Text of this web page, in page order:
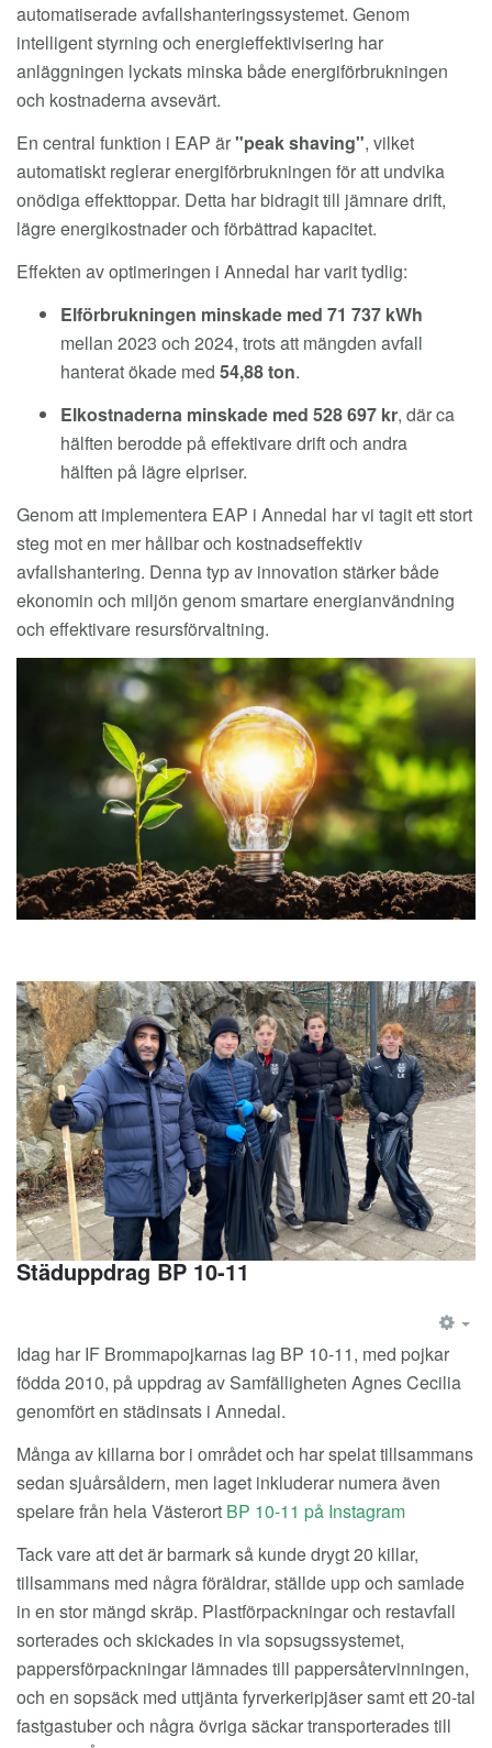
automatiserade avfallshanteringssystemet. Genom
intelligent styrning och energieffektivisering har
anläggningen lyckats minska både energiförbrukningen
och kostnaderna avsevärt.
En central funktion i EAP är"peak shaving", vilket
automatiskt reglerar energiförbrukningen för att undvika
onödiga effekttoppar. Detta har bidragit till jämnare drift,
lägre energikostnader och förbättrad kapacitet.
Effekten av optimeringen i Annedal har varit tydlig:
Elförbrukningen minskade med 71 737 kWh
mellan 2023 och 2024, trots att mängden avfall
hanterat ökade med 54,88 ton.
Elkostnaderna minskade med 528 697 kr, där ca
hälften berodde på effektivare drift och andra
hälften på lägre elpriser.
Genom att implementera EAP i Annedal har vi tagit ett stort
steg mot en mer hållbar och kostnadseffektiv
avfallshantering. Denna typ av innovation stärker både
ekonomin och miljön genom smartare energianvändning
och effektivare resursförvaltning.
Städuppdrag BP 10-11
Idag har IF Brommapojkarnas lag BP 10-11, med pojkar
födda 2010, på uppdrag av Samfälligheten Agnes Cecilia
genomfört en städinsats i Annedal.
Många av killarna bor i området och har spelat tillsammans
sedan sjuårsåldern, men laget inkluderar numera även
spelare från hela Västerort BP 10-11 på Instagram
Tack vare att det är barmark så kunde drygt 20 killar,
tillsammans med några föräldrar, ställde upp och samlade
in en stor mängd skräp. Plastförpackningar och restavfall
sorterades och skickades in via sopsugssystemet,
pappersförpackningar lämnades till pappersåtervinningen,
och en sopsäck med uttjänta fyrverkeripjäser samt ett 20-tal
fastgastuber och några övriga säckar transporterades till